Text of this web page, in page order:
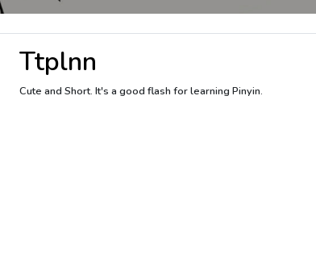
Ttplnn
Cute and Short. It's a good flash for learning Pinyin.